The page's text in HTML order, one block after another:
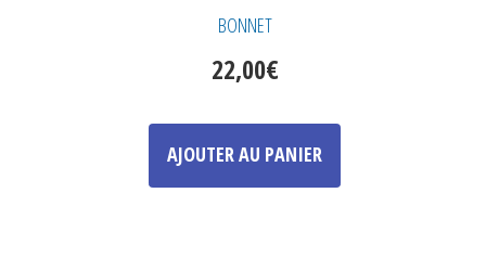
BONNET
22,00€
AJOUTER AU PANIER